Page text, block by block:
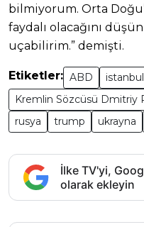
bilmiyorum. Orta
faydalı olacağını
uçabilirim.” demişti.
Etiketler: ABD
istanbul
Kremlin Sözcüsü Dmitriy
rusya
trump ukrayna
İlke TV'yi,
olarak ekleyin